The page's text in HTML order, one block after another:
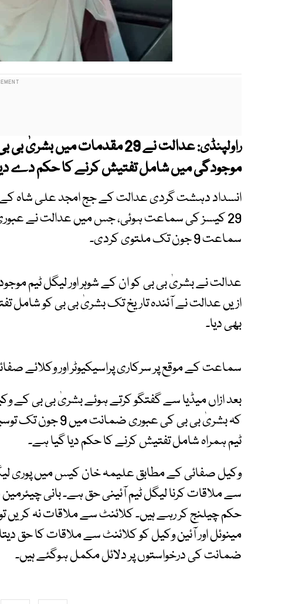
راولپنڈی:
عدالت نے 29 مقدمات میں
موجودگی میں شامل تفتیش کرنے کا حکم دے
29 کیسز کی سماعت ہوئی، جس میں عدالت نے
سماعت 9 جون تک ملتوی کردی۔
عدالت نے بشریٰ بی بی کو ان کے شوہر اور لیگل ٹیم
ازیں عدالت نے آئندہ تاریخ تک بشریٰ بی بی کو شامل
بھی دیا۔
سماعت کے موقع پر سرکاری پراسیکیوٹر اور وکلائے
بعد ازاں میڈیا سے گفتگو کرتے ہوئے بشریٰ بی بی کے
کہ بشریٰ بی بی کی
ٹیم ہمراہ شامل تفتیش کرنے کا حکم دیا گیا ہے۔
وکیل صفائی کے مطابق علیمہ خان کیس میں پوری
سے ملاقات کرنا لیگل ٹیم آئینی حق ہے۔ بانی
حکم چیلنج کر رہے ہیں۔ کلائنٹ سے ملاقات نہ کریں
مینوئل اور آئین وکیل کو کلائنٹ سے ملاقات کا حق
ضمانت کی درخواستوں پر دلائل مکمل ہوگئے ہیں۔